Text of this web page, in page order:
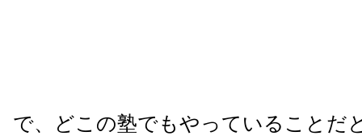
で、どこの塾でもやっていることだ